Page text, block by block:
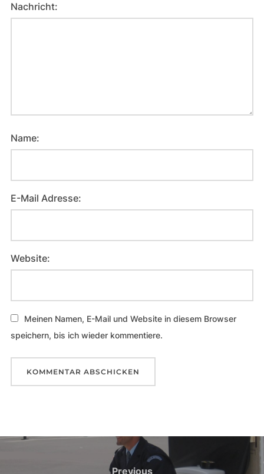
Nachricht:
Name:
E-Mail Adresse:
Website:
Meinen Namen, E-Mail und Website in diesem Browser
speichern, bis ich wieder kommentiere.
Beitragsnavigation
Previous
Previous